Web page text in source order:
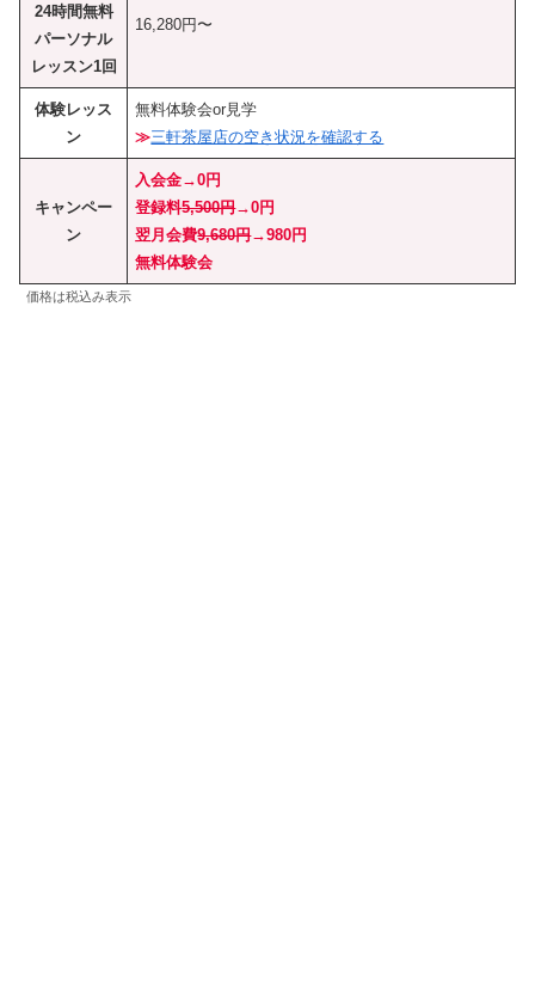
24時間無料
パーソナル
レッスン1回
16,280円〜
体験レッス
ン
無料体験会or見学
≫三軒茶屋店の空き状況を確認する
キャンペー
ン
入会金→0円
登録料5,500円→0円
翌月会費9,680円→980円
無料体験会
価格は税込み表示